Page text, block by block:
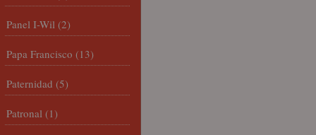
Panel I-Wil (2)
Papa Francisco (13)
Paternidad (5)
Patronal (1)